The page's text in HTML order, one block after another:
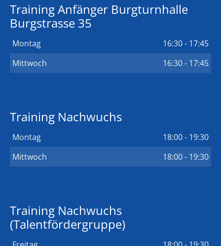
Training Anfänger Burgturnhalle
Burgstrasse 35
Montag
16:30 - 17:45
Mittwoch
16:30 - 17:45
Training Nachwuchs
Montag
18:00 - 19:30
Mittwoch
18:00 - 19:30
Training Nachwuchs
(Talentfördergruppe)